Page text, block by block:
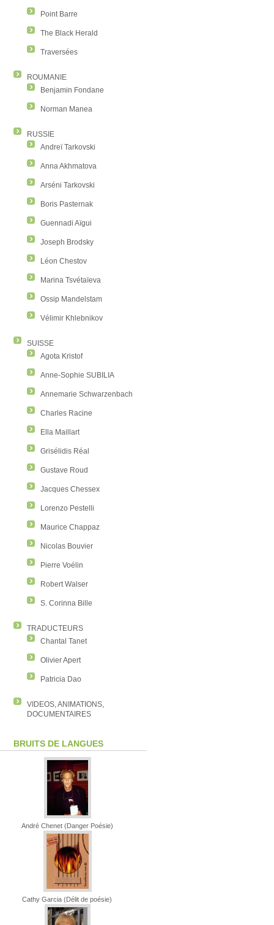
Point Barre
The Black Herald
Traversées
ROUMANIE
Benjamin Fondane
Norman Manea
RUSSIE
Andreï Tarkovski
Anna Akhmatova
Arséni Tarkovski
Boris Pasternak
Guennadi Aïgui
Joseph Brodsky
Léon Chestov
Marina Tsvétaïeva
Ossip Mandelstam
Vélimir Khlebnikov
SUISSE
Agota Kristof
Anne-Sophie SUBILIA
Annemarie Schwarzenbach
Charles Racine
Ella Maillart
Grisélidis Réal
Gustave Roud
Jacques Chessex
Lorenzo Pestelli
Maurice Chappaz
Nicolas Bouvier
Pierre Voélin
Robert Walser
S. Corinna Bille
TRADUCTEURS
Chantal Tanet
Olivier Apert
Patricia Dao
VIDEOS, ANIMATIONS,
DOCUMENTAIRES
BRUITS DE LANGUES
André Chenet (Danger Poésie)
Cathy Garcia (Délit de poésie)